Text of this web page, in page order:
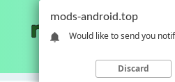
й
mods-android.top
Would like to send you
Discard